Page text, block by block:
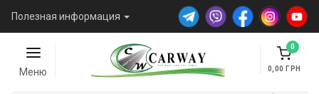
Полезная информация
Меню
0
0,00